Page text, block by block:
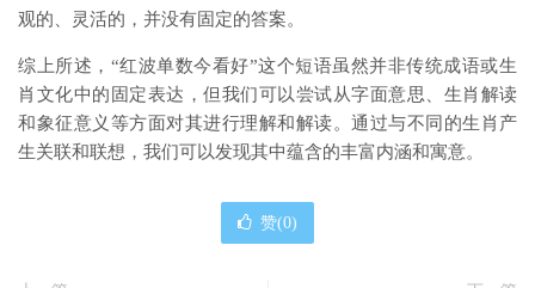
观的、灵活的，并没有固定的答案。
综上所述，“红波单数今看好”这个短语虽然并非传统成语或生
肖文化中的固定表达，但我们可以尝试从字面意思、生肖解读
和象征意义等方面对其进行理解和解读。通过与不同的生肖产
生关联和联想，我们可以发现其中蕴含的丰富内涵和寓意。
赞(0)